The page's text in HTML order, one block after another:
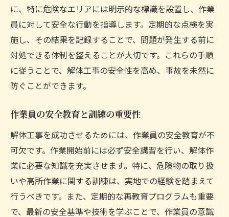
に、特に危険なエリアには明示的な標識を設置し、作業
員に対して安全な行動を指導します。定期的な点検を実
施し、その結果を記録することで、問題が発生する前に
対処できる体制を整えることが大切です。これらの手順
に従うことで、解体工事の安全性を高め、事故を未然に
防ぐことができます。
作業員の安全教育と訓練の重要性
解体工事を成功させるためには、作業員の安全教育が不
可欠です。作業開始前には必ず安全講習を行い、解体作
業に必要な知識を充実させます。特に、危険物の取り扱
いや高所作業に関する訓練は、実地での経験を踏まえて
行うべきです。また、定期的な再教育プログラムも重要
で、最新の安全基準や技術を学ぶことで、作業員の意識